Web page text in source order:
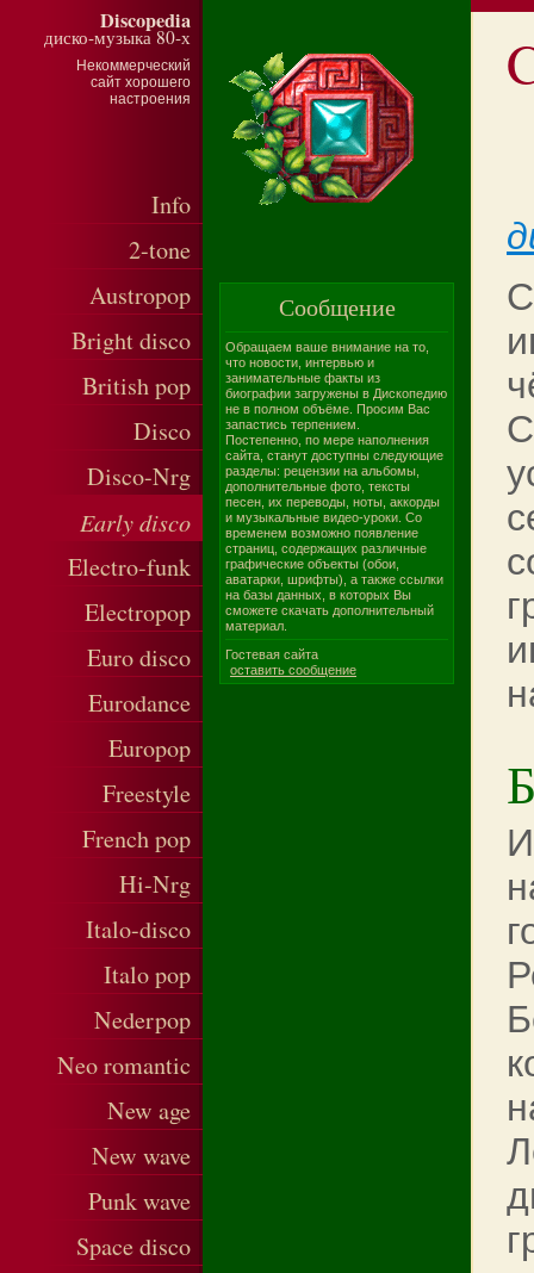
Discopedia
диско-музыка 80-х
Некоммерческий
сайт хорошего
настроения
Info
2-tone
Austropop
Bright disco
British pop
Disco
Disco-Nrg
Early disco
Electro-funk
Electropop
Euro disco
Eurodance
Europop
Freestyle
French pop
Hi-Nrg
Italo-disco
Italo pop
Nederpop
Neo romantic
New age
New wave
Punk wave
Space disco
Сообщение
Обращаем ваше внимание на то,
что новости, интервью и
занимательные факты из
биографии загружены в Дископедию
не в полном объёме. Просим Вас
запастись терпением.
Постепенно, по мере наполнения
сайта, станут доступны следующие
разделы: рецензии на альбомы,
дополнительные фото, тексты
песен, их переводы, ноты, аккорды
и музыкальные видео-уроки. Со
временем возможно появление
страниц, содержащих различные
графические объекты (обои,
аватарки, шрифты), а также ссылки
на базы данных, в которых Вы
сможете скачать дополнительный
материал.
Гостевая сайта
оставить сообщение